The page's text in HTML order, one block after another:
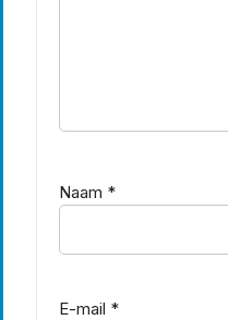
Naam *
E-mail *